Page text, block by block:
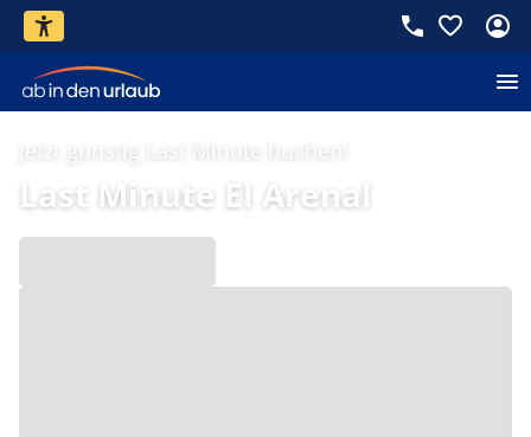
Jetzt günstig Last Minute buchen!
Last Minute El Arenal